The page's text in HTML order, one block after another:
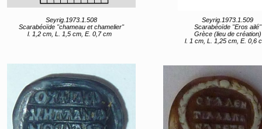
Seyrig.1973.1.508
Scarabéoïde "chameau et chamelier"
l. 1,2 cm, L. 1,5 cm, E. 0,7 cm
Seyrig.1973.1.509
Scarabéoïde "Eros ailé"
Grèce (lieu de création)
l. 1 cm, L. 1,25 cm, E. 0,6